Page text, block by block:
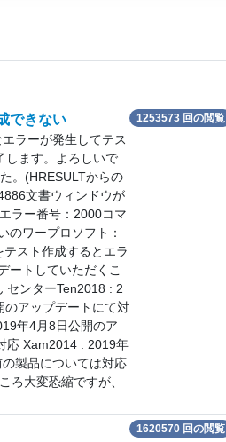
できない
ラーが発生してテス
します。よろしいで
。(HRESULTからの
文書ウィンドウが
ラー番号：2000コマ
ワープロソフト：
スト作成するとエラ
ートしていただくこ
センターTen2018 : 2
アップデートにて対
年4月8日公開のア
応 Xam2014 : 2019年
製品については対応
ろ大変恐縮ですが、
1253573 回の閲覧
1620570 回の閲覧